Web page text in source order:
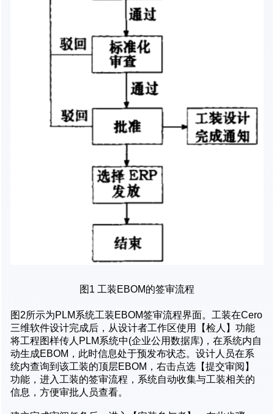
图1 工装EBOM的签审流程
图2所示为PLM系统工装EBOM签审流程界面。工装在Cero
三维软件设计完成后，从设计者工作区使用【检人】功能
将工程图样传人PLM系统中(企业公用数据库)，在系统内自
动生成EBOM，此时信息处于预发布状态。设计人员在系
统内查询到该工装的顶层EBOM，右击点选【提交审阅】
功能，进入工装的签审流程，系统自动收集与工装相关的
信息，方便审批人员查看。